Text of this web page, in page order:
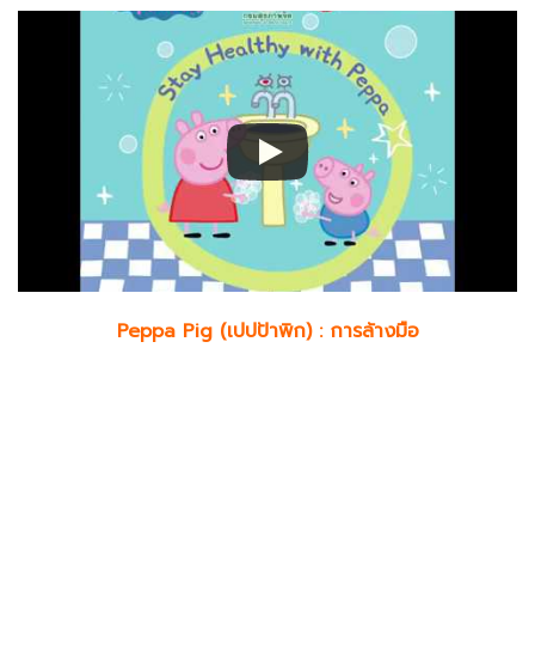
Peppa Pig (เปปป้าพิก) : การล้างมือ